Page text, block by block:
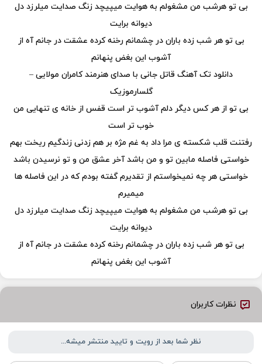
بی تو هرشب من مشغولم به هوایت میپیچد زنگ صدایت میلرزد دل
دیوانه برایت
بی تو هر شب زده باران در چشمانم رخنه کرده عشقت در جانم آه از
آشوب این بغض پنهانم
دانلود تک آهنگ قاتل جانی با صدای هنرمند کامران مولایی –
گلسارموزیک
بی تو از هر کس دیگر دلم آشوب تر است قفس از خانه ی تنهایی من
خوب تر است
رفتنت قلب شکسته ی مرا داد به غم مژه بر هم زدنی زندگیم ریخت بهم
خواستی فاصله مابین تو و من باشد آخر عشق من و تو نرسیدن باشد
خواستی هر چه نمیخواستم از تقدیرم گفته بودم که در این فاصله ها
میمیرم
بی تو هرشب من مشغولم به هوایت میپیچد زنگ صدایت میلرزد دل
دیوانه برایت
بی تو هر شب زده باران در چشمانم رخنه کرده عشقت در جانم آه از
آشوب این بغض پنهانم
نظرات کاربران
نظر شما بعد از رویت و تایید منتشر میشه...